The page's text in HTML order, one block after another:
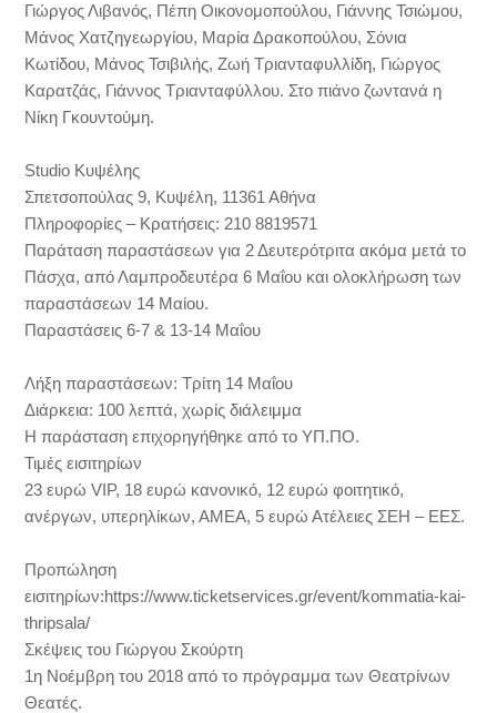
Γιώργος Λιβανός, Πέπη Οικονομοπούλου, Γιάννης Τσιώμου,
Μάνος Χατζηγεωργίου, Μαρία Δρακοπούλου, Σόνια
Κωτίδου, Μάνος Τσιβιλής, Ζωή Τριανταφυλλίδη, Γιώργος
Καρατζάς, Γιάννος Τριανταφύλλου. Στο πιάνο ζωντανά η
Νίκη Γκουντούμη.
Studio Κυψέλης
Σπετσοπούλας 9, Κυψέλη, 11361 Αθήνα
Πληροφορίες – Κρατήσεις: 210 8819571
Παράταση παραστάσεων για 2 Δευτερότριτα ακόμα μετά το
Πάσχα, από Λαμπροδευτέρα 6 Μαΐου και ολοκλήρωση των
παραστάσεων 14 Μαίου.
Παραστάσεις 6-7 & 13-14 Μαΐου
Λήξη παραστάσεων: Τρίτη 14 Μαΐου
Διάρκεια: 100 λεπτά, χωρίς διάλειμμα
Η παράσταση επιχορηγήθηκε από το ΥΠ.ΠΟ.
Τιμές εισιτηρίων
23 ευρώ VIP, 18 ευρώ κανονικό, 12 ευρώ φοιτητικό,
ανέργων, υπερηλίκων, ΑΜΕΑ, 5 ευρώ Ατέλειες ΣΕΗ – ΕΕΣ.
Προπώληση
εισιτηρίων:https://www.ticketservices.gr/event/kommatia-kai-
thripsala/
Σκέψεις του Γιώργου Σκούρτη
1η Νοέμβρη του 2018 από το πρόγραμμα των Θεατρίνων
Θεατές.